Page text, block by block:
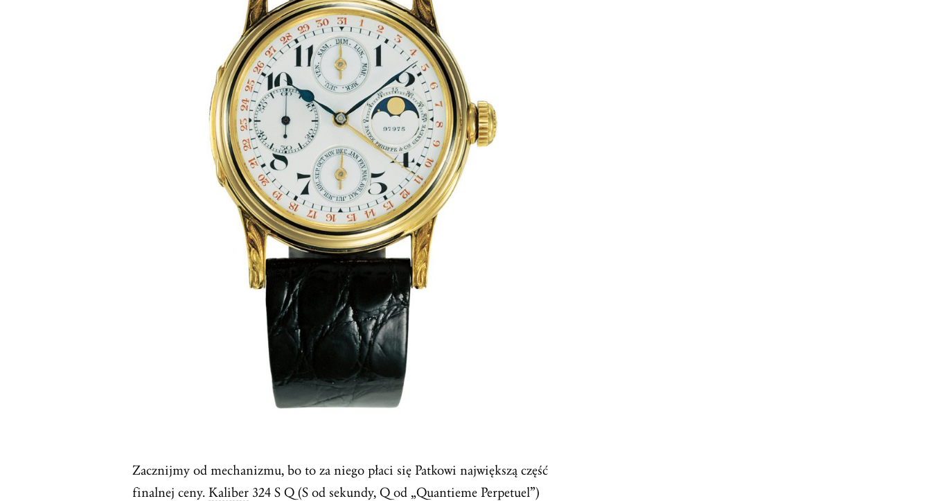
Zacznijmy od mechanizmu, bo to za niego płaci się Patkowi największą część
finalnej ceny. Kaliber 324 S Q (S od sekundy, Q od „Quantieme Perpetuel”)